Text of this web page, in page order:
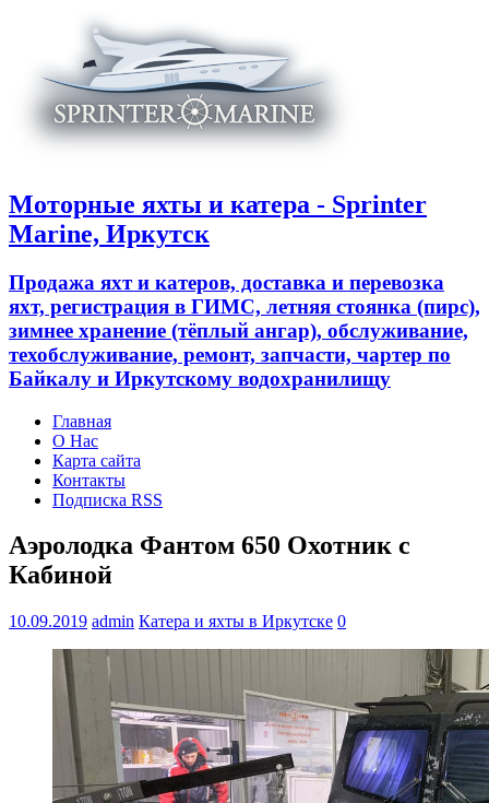
Моторные яхты и катера - Sprinter
Marine, Иркутск
Продажа яхт и катеров, доставка и перевозка
яхт, регистрация в ГИМС, летняя стоянка (пирс),
зимнее хранение (тёплый ангар), обслуживание,
техобслуживание, ремонт, запчасти, чартер по
Байкалу и Иркутскому водохранилищу
Главная
О Нас
Карта сайта
Контакты
Подписка RSS
Аэролодка Фантом 650 Охотник с
Кабиной
10.09.2019 admin Катера и яхты в Иркутске 0